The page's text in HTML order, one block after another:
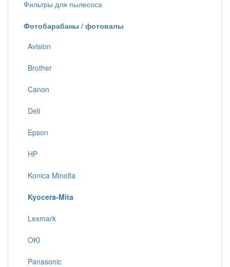
Фильтры для пылесоса
Фотобарабаны / фотовалы
Avision
Brother
Canon
Deli
Epson
HP
Konica Minolta
Kyocera-Mita
Lexmark
OKI
Panasonic